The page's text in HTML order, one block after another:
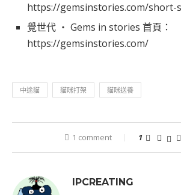
https://gemsinstories.com/short-
覺世代 ‧ Gems in stories 首頁：
https://gemsinstories.com/
中途貓 貓咪打架 貓咪送養
1 comment 1
IPCREATING